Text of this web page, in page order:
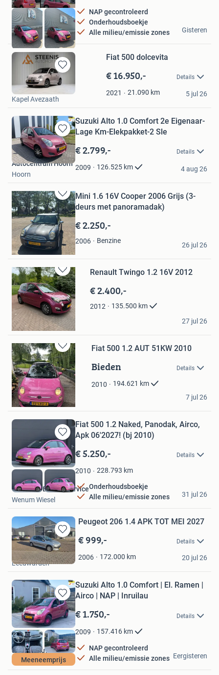
NAP gecontroleerd
Onderhoudsboekje
Alle milieu/emissie zones
KoCars
Zwaag
Gisteren
Bewaren
in
Favorieten
Fiat 500 dolcevita
€ 16.950,- Details
2021 21.090 km
Steenis Automotive
Kapel Avezaath
5 jul 26
Bewaren
in
Mijn
Favorieten
Suzuki Alto 1.0 Comfort 2e Eigenaar-
Lage Km-Elekpakket-2 Sle
€ 2.799,- Details
2009 126.525 km
Autocentrum Hoorn
Hoorn
4 aug 26
Bewaren
in
Mijn
Favorieten
Mini 1.6 16V Cooper 2006 Grijs (3-
deurs met panoramadak)
€ 2.250,-
2006 Benzine
Remon Roze
de Wijk
26 jul 26
Bewaren
in
Mijn
Favorieten
Renault Twingo 1.2 16V 2012
€ 2.400,-
2012 135.500 km
Vera Judith
Blesdijke
27 jul 26
Bewaren
in
Mijn
Favorieten
Fiat 500 1.2 AUT 51KW 2010
Bieden Details
2010 194.621 km
Van de burgt
Dordrecht
7 jul 26
Bewaren
in
Mijn
Favorieten
Fiat 500 1.2 Naked, Panodak, Airco,
Apk 06'2027! (bj 2010)
€ 5.250,- Details
2010 228.793 km
Onderhoudsboekje
Alle milieu/emissie zones
Van Zeist Bandenservice
Wenum Wiesel
31 jul 26
Bewaren
in
Mijn
Favorieten
Peugeot 206 1.4 APK TOT MEI 2027
€ 999,- Details
2006 172.000 km
Gijs
Leeuwarden
20 jul 26
Bewaren
in
Mijn
Favorieten
Meeneemprijs
Suzuki Alto 1.0 Comfort | El. Ramen |
Airco | NAP | Inruilau
€ 1.750,- Details
2009 157.416 km
NAP gecontroleerd
Alle milieu/emissie zones
de Jagt Automotive
Hellevoetsluis
Eergisteren
Bewaren